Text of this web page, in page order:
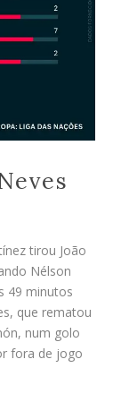
tirou João
Nélson
49 minutos
que rematou
num golo
fora de jogo